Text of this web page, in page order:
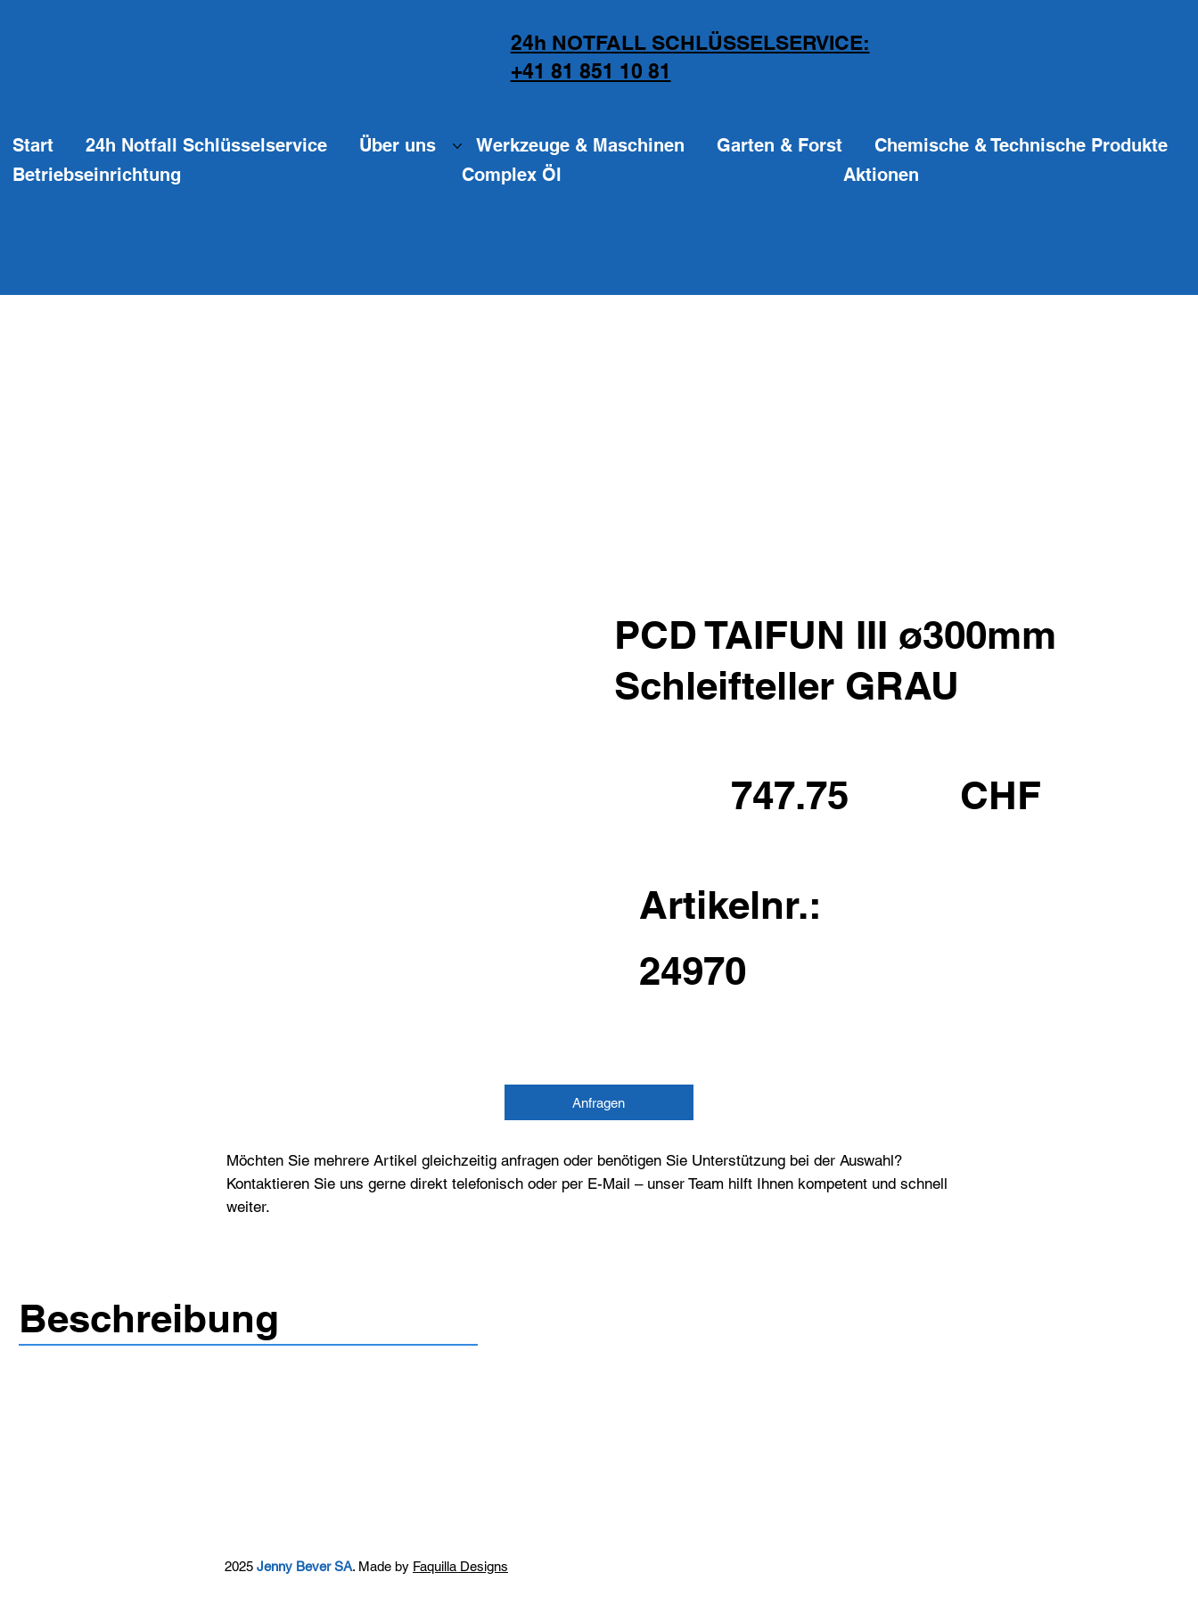
24h NOTFALL SCHLÜSSELSERVICE:
+41 81 851 10 81
Start 24h Notfall Schlüsselservice Über uns Werkzeuge & Maschinen Garten & Forst
Chemische & Technische Produkte
Betriebseinrichtung
Complex Öl Aktionen
PCD TAIFUN III ø300mm
Schleifteller GRAU
747.75 CHF
Artikelnr.:
24970
Anfragen
Möchten Sie mehrere Artikel gleichzeitig anfragen oder benötigen Sie Unterstützung bei der Auswahl?
Kontaktieren Sie uns gerne direkt telefonisch oder per E-Mail – unser Team hilft Ihnen kompetent und schnell
weiter.
Beschreibung
2025 Jenny Bever SA. Made by Faquilla Designs